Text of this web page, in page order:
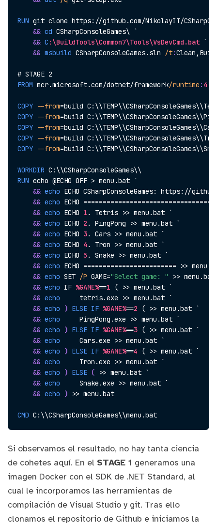
RUN git clone https://github.com/NikolayIT/
&& cd CSharpConsoleGames\ `
&& C :\BuildTools\Common7\Tools\VsDevCmd.bat `
&& msbuild CSharpConsoleGames.sln /t:
FROM mcr.microsoft.com/dotnet/framework/runtime : 4 .
COPY --from=build
COPY --from=build
COPY --from=build
COPY --from=build
COPY --from=build
WORKDIR C:\\CSharpConsoleGames\\
RUN echo @ECHO OFF > menu.bat `
&& echo ECHO CSharpConsoleGames: https://
&& echo ECHO
&& echo ECHO 1 . Tetris >> menu.bat `
&& echo ECHO 2 . PingPong >> menu.bat `
&& echo ECHO 3. Cars >> menu.bat `
&& echo ECHO 4 . Tron >> menu.bat `
&& echo ECHO 5 . Snake >> menu.bat `
&& echo ECHO ======================== >>
&& echo SET /P GAME="Select game: "
>>
&& echo IF %GAME%==1 ( >> menu.bat `
&& echo
     tetris.exe >> menu.bat `
&& echo ) ELSE IF %GAME%==2 ( >> menu.bat `
&& echo
     PingPong.exe >> menu.bat `
&& echo ) ELSE IF %GAME%==3 ( >> menu.bat `
&& echo
     Cars.exe >> menu.bat `
&& echo ) ELSE IF %GAME%==4 ( >> menu.bat `
&& echo
     Tron.exe >> menu.bat `
&& echo ) ELSE ( >> menu.bat `
&& echo
     Snake.exe >> menu.bat `
&& echo ) >> menu.bat
CMD C:\\CSharpConsoleGames\\menu.bat
Si observamos el resultado, no hay tanta ciencia
de cohetes aquí. En el STAGE 1 generamos una
imagen Docker con el SDK de .NET Standard, al
cual le incorporamos las herramientas de
compilación de Visual Studio y git. Tras ello
clonamos el repositorio de Github e iniciamos la